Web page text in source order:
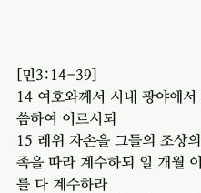
[민3:14-39]
14 여호와께서 시내 광야에
씀하여 이르시되
15 레위 자손을 그들의 조상
족을 따라 계수하되 일 개월
를 다 계수하라